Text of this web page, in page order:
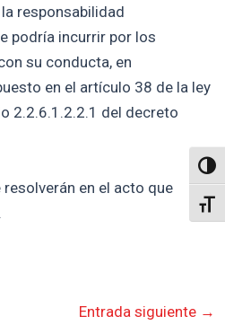
responsabilidad
podría incurrir por los
su conducta, en
en el artículo 38 de la ley
2.2.6.1.2.2.1 del decreto
en el acto que
Entrada siguiente →